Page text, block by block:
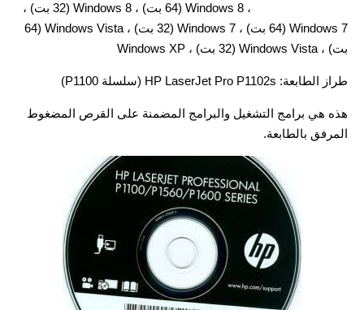
، Windows 8 (64 بت) ، Windows 8 (32 بت) ،
Windows 7 (64 بت) ، Windows 7 (32 بت) ، Windows Vista (64
بت) ، Windows Vista (32 بت) ، Windows XP
طراز الطابعة: HP LaserJet Pro P1102s (سلسلة P1100)
هذه هي برامج التشغيل والبرامج المضمنة على القرص المضغوط
المرفق بالطابعة.